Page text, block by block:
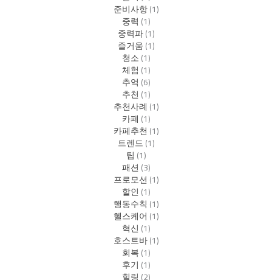
준비사항(1)
중력 (1)
중력파(1)
즐거움(1)
청소(1)
체험 (1)
추억 (6)
추천(1)
추천사례 (1)
카페 (1)
카페추천(1)
트렌드(1)
팁 (1)
패션(3)
프로모션(1)
할인(1)
행동수칙 (1)
헬스케어 (1)
혁신(1)
호스트바(1)
회복(1)
후기 (1)